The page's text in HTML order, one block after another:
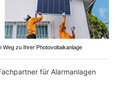
Weg zu Ihrer Photovoltaikanlage